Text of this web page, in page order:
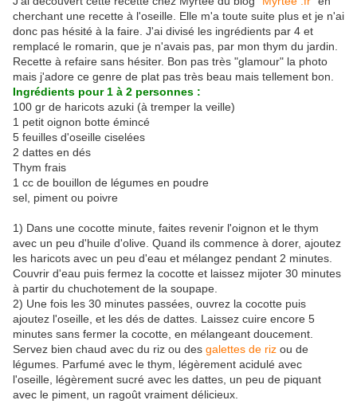
cherchant une recette à l'oseille. Elle m'a toute suite plus et je n'ai
donc pas hésité à la faire. J'ai divisé les ingrédients par 4 et
remplacé le romarin, que je n'avais pas, par mon thym du jardin.
Recette à refaire sans hésiter. Bon pas très "glamour" la photo
mais j'adore ce genre de plat pas très beau mais tellement bon.
Ingrédients pour 1 à 2 personnes :
100 gr de haricots azuki (à tremper la veille)
1 petit oignon botte émincé
5 feuilles d'oseille ciselées
2 dattes en dés
Thym frais
1 cc de bouillon de légumes en poudre
sel, piment ou poivre
1) Dans une cocotte minute, faites revenir l'oignon et le thym
avec un peu d'huile d'olive. Quand ils commence à dorer, ajoutez
les haricots avec un peu d'eau et mélangez pendant 2 minutes.
Couvrir d'eau puis fermez la cocotte et laissez mijoter 30 minutes
à partir du chuchotement de la soupape.
2) Une fois les 30 minutes passées, ouvrez la cocotte puis
ajoutez l'oseille, et les dés de dattes. Laissez cuire encore 5
minutes sans fermer la cocotte, en mélangeant doucement.
Servez bien chaud avec du riz ou des galettes de riz ou de
légumes. Parfumé avec le thym, légèrement acidulé avec
l'oseille, légèrement sucré avec les dattes, un peu de piquant
avec le piment, un ragoût vraiment délicieux.